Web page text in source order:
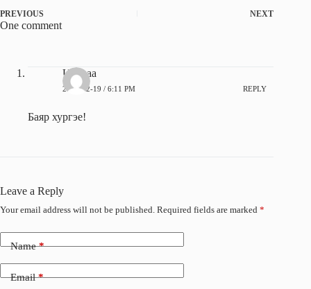
b
n
e
PREVIOUS NEXT
One comment
Uganaa
2009-12-19 / 6:11 PM REPLY
Баяр хургэе!
Leave a Reply
Your email address will not be published. Required fields are marked *
Name*
Email*